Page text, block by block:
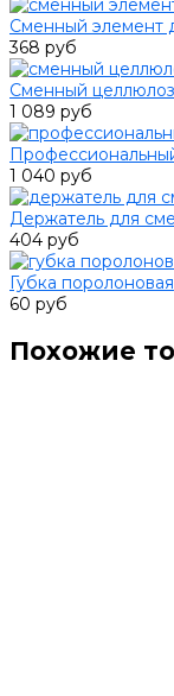
Сменный элемент
368 руб
Сменный
1 089 руб
1 040 руб
Держатель для
404 руб
Губка поролоновая
60 руб
Похожие